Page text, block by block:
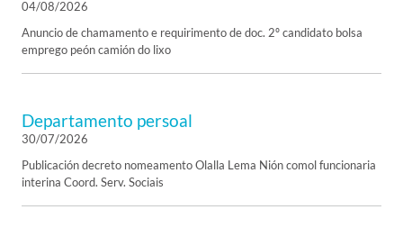
04/08/2026
Anuncio de chamamento e requirimento de doc. 2º candidato bolsa
emprego peón camión do lixo
Departamento persoal
30/07/2026
Publicación decreto nomeamento Olalla Lema Nión comol funcionaria
interina Coord. Serv. Sociais